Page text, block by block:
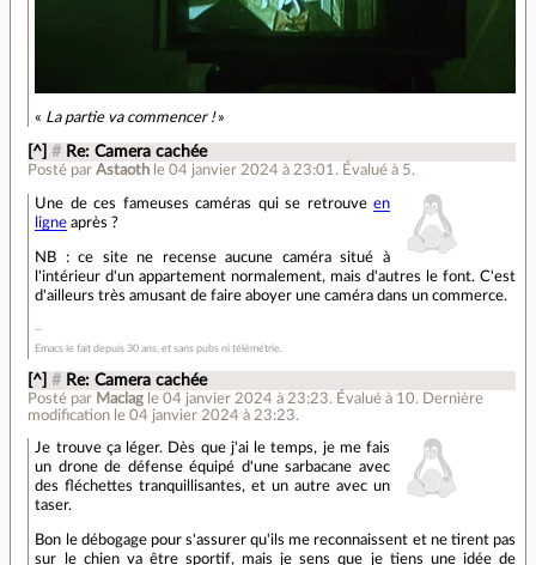
« La partie va commencer !»
[^] # Re: Camera cachée
Posté parAstaoth le 04 janvier 2024 à 23:01 . Évalué à 5.
Une de ces fameuses caméras qui se retrouve en
ligne après ?
NB : ce site ne recense aucune caméra situé à
l'intérieur d'un appartement normalement, mais d'autres le font. C'est
d'ailleurs très amusant de faire aboyer une caméra dans un commerce.
Emacs le fait depuis 30 ans, et sans pubs ni télémétrie.
[^] # Re: Camera cachée
Posté par Maclag le 04 janvier 2024 à 23:23. Évalué à 10. Dernière
modification le 04 janvier 2024 à 23:23.
Je trouve ça léger. Dès que j'ai le temps, je me fais
un drone de défense équipé d'une sarbacane avec
des fléchettes tranquillisantes, et un autre avec un
taser.
Bon le débogage pour s'assurer qu'ils me reconnaissent et ne tirent pas
sur le chien va être sportif, mais je sens que je tiens une idée de